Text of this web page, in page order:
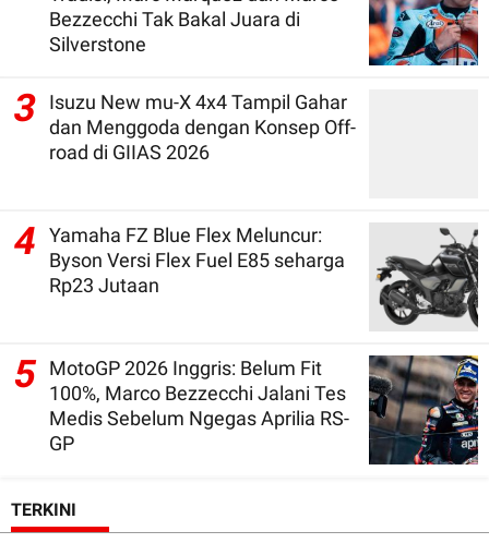
Bezzecchi Tak Bakal Juara di
Silverstone
3
Isuzu New mu-X 4x4 Tampil Gahar
dan Menggoda dengan Konsep Off-
road di GIIAS 2026
4
Yamaha FZ Blue Flex Meluncur:
Byson Versi Flex Fuel E85 seharga
Rp23 Jutaan
5 MotoGP 2026 Inggris: Belum Fit
100%, Marco Bezzecchi Jalani Tes
Medis Sebelum Ngegas Aprilia RS-
GP
TERKINI